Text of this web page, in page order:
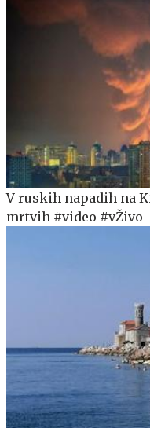
V ruskih napadih na
mrtvih #video #vŽivo